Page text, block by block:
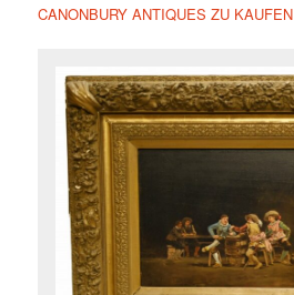
CANONBURY ANTIQUES ZU KAUFEN